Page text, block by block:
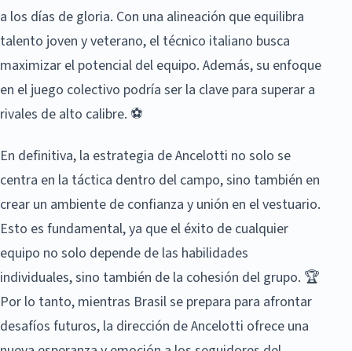
a los días de gloria. Con una alineación que equilibra
talento joven y veterano, el técnico italiano busca
maximizar el potencial del equipo. Además, su enfoque
en el juego colectivo podría ser la clave para superar a
rivales de alto calibre. ⚽
En definitiva, la estrategia de Ancelotti no solo se
centra en la táctica dentro del campo, sino también en
crear un ambiente de confianza y unión en el vestuario.
Esto es fundamental, ya que el éxito de cualquier
equipo no solo depende de las habilidades
individuales, sino también de la cohesión del grupo. 🏆
Por lo tanto, mientras Brasil se prepara para afrontar
desafíos futuros, la dirección de Ancelotti ofrece una